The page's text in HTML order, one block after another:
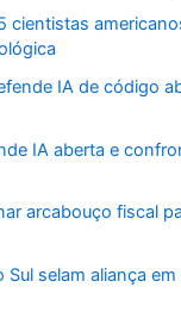
cientistas
IA de código
IA aberta e
arcabouço fiscal
Sul selam aliança